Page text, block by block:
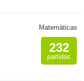
Matemáticas
232
partidas